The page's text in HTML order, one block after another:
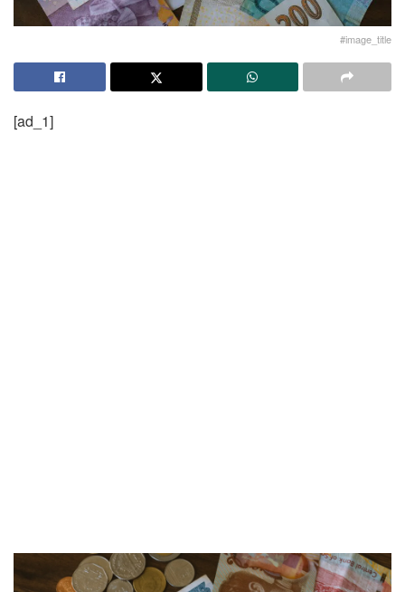
#image_title
[ad_1]